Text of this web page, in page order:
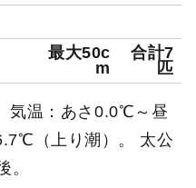
最大50c
m
合計7
匹
気温：あさ0.0℃～昼
（上り潮）。 太公
。